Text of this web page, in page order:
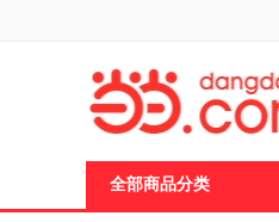
全部商品分类
页